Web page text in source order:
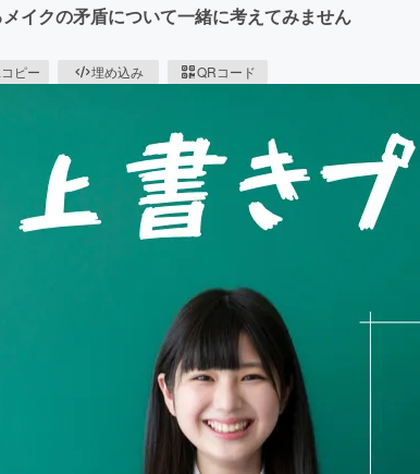
イクの矛盾について一緒に考えてみません
ピー 埋め込み QRコード